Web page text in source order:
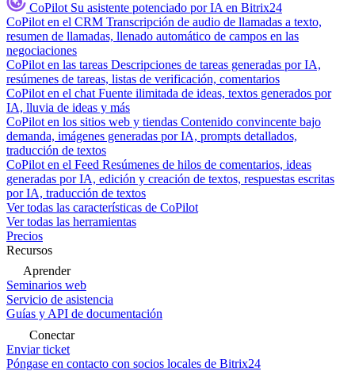
CoPilot Su asistente potenciado por IA en Bitrix24
CoPilot en el CRM Transcripción de audio de llamadas a texto,
resumen de llamadas, llenado automático de campos en las
negociaciones
CoPilot en las tareas Descripciones de tareas generadas por IA,
resúmenes de tareas, listas de verificación, comentarios
CoPilot en el chat Fuente ilimitada de ideas, textos generados por
IA, lluvia de ideas y más
CoPilot en los sitios web y tiendas Contenido convincente bajo
demanda, imágenes generadas por IA, prompts detallados,
traducción de textos
CoPilot en el Feed Resúmenes de hilos de comentarios, ideas
generadas por IA, edición y creación de textos, respuestas escritas
por IA, traducción de textos
Ver todas las características de CoPilot
Ver todas las herramientas
Precios
Recursos
Aprender
Seminarios web
Servicio de asistencia
Guías y API de documentación
Conectar
Enviar ticket
Póngase en contacto con socios locales de Bitrix24